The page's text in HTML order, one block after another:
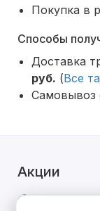
Покупка в
Способы
Доставка
руб. (Все
Самовывоз
Акции